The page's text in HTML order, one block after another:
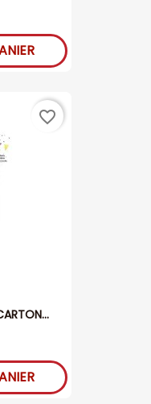
favorite_border